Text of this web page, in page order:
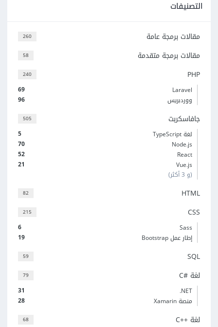
التصنيفات
260 مقالات برمجة عامة
58 مقالات برمجة متقدمة
240 PHP
69
Laravel
96
ووردبريس
505 جافاسكربت
5
لغة TypeScript
70
Node.js
52
React
21
Vue.js
(و 3 أكثر)
82 HTML
215 CSS
6
Sass
19
إطار عمل Bootstrap
59 SQL
79 لغة C#‎
31
‎.NET
28
منصة Xamarin
68 لغة C++‎